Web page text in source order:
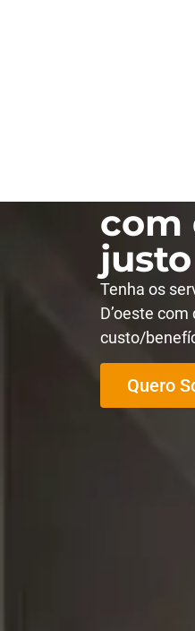
com
justo
Tenha os
D’oeste
custo/
Quero